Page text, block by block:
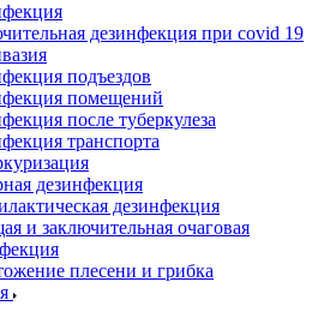
дезинфекция при covid 19
подъездов
помещений
после туберкулеза
транспорта
дезинфекция
дезинфекция
и заключительная очаговая
плесени и грибка